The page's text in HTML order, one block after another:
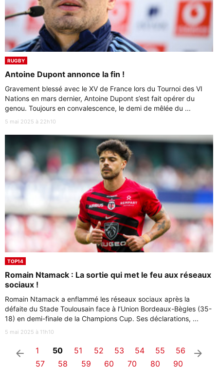
RUGBY
Antoine Dupont annonce la fin !
Gravement blessé avec le XV de France lors du Tournoi des VI
Nations en mars dernier, Antoine Dupont s’est fait opérer du
genou. Toujours en convalescence, le demi de mêlée du ...
5 mai 2025 à 22h10
TOP14
Romain Ntamack : La sortie qui met le feu aux réseaux
sociaux !
Romain Ntamack a enflammé les réseaux sociaux après la
défaite du Stade Toulousain face à l’Union Bordeaux-Bègles (35-
18) en demi-finale de la Champions Cup. Ses déclarations, ...
5 mai 2025 à 11h10
arrow_left 1 50 51 52 53 54 55
56
57
58 59 60 70 80
90
arrow_right